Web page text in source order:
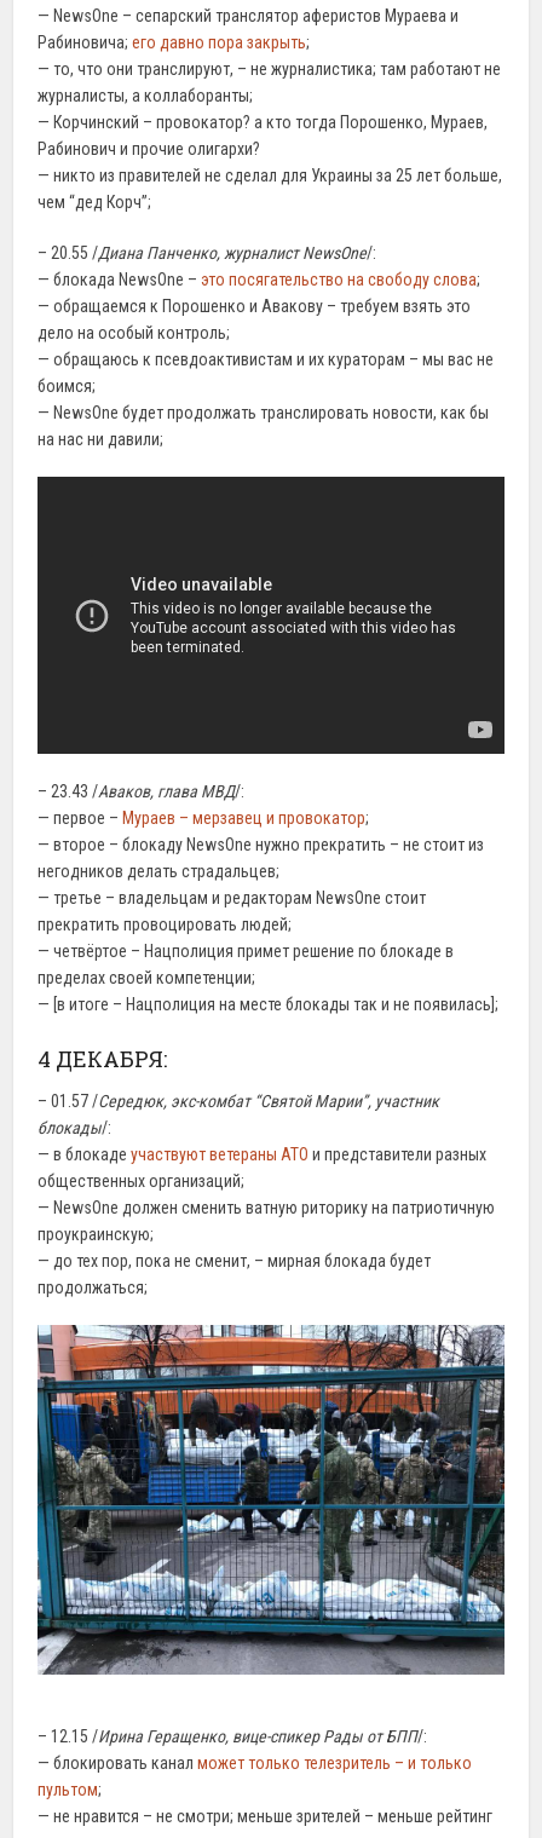
— NewsOne – сепарский транслятор аферистов Мураева и
Рабиновича;его давно пора закрыть;
— то, что они транслируют, – не журналистика; там работают не
журналисты, а коллаборанты;
— Корчинский – провокатор? а кто тогда Порошенко, Мураев,
Рабинович и прочие олигархи?
— никто из правителей не сделал для Украины за 25 лет больше,
чем “дед Корч”;
– 20.55 /Диана Панченко, журналист NewsOne/:
— блокада NewsOne –это посягательство на свободу слова;
— обращаемся к Порошенко и Авакову – требуем взять это
дело на особый контроль;
— обращаюсь к псевдоактивистам и их кураторам – мы вас не
боимся;
— NewsOne будет продолжать транслировать новости, как бы
на нас ни давили;
– 23.43 /Аваков, глава МВД/:
— первое – Мураев – мерзавец и провокатор;
— второе – блокаду NewsOne нужно прекратить – не стоит из
негодников делать страдальцев;
— третье – владельцам и редакторам NewsOne стоит
прекратить провоцировать людей;
— четвёртое – Нацполиция примет решение по блокаде в
пределах своей компетенции;
— [в итоге – Нацполиция на месте блокады так и не появилась];
4 ДЕКАБРЯ:
– 01.57 /Середюк, экс-комбат “Святой Марии”, участник
блокады/:
— в блокадеучаствуют ветераны АТО и представители разных
общественных организаций;
— NewsOne должен сменить ватную риторику на патриотичную
проукраинскую;
— до тех пор, пока не сменит, – мирная блокада будет
продолжаться;
– 12.15 /Ирина Геращенко, вице-спикер Рады от БПП/:
— блокировать каналможет только телезритель – и только
пультом;
— не нравится – не смотри; меньше зрителей – меньше рейтинг